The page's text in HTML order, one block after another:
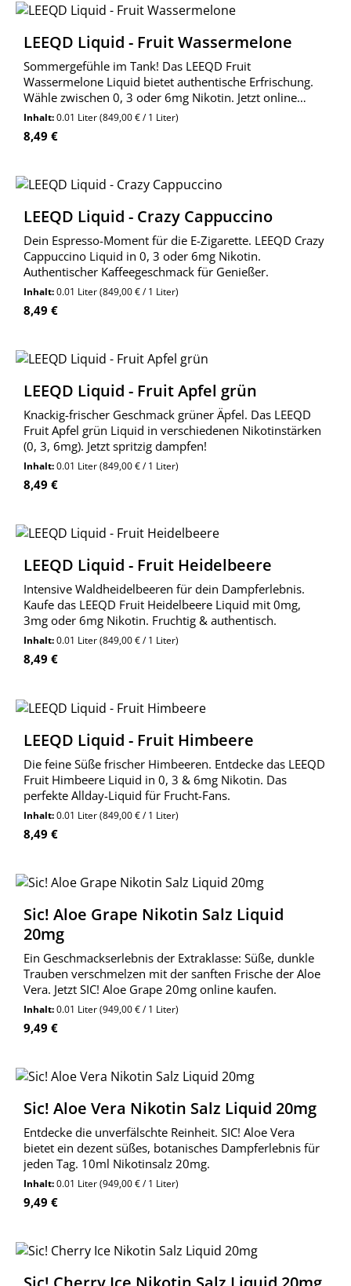
LEEQD Liquid - Fruit Wassermelone
Sommergefühle im Tank! Das LEEQD Fruit
Wassermelone Liquid bietet authentische Erfrischung.
Wähle zwischen 0, 3 oder 6mg Nikotin. Jetzt online
bestellen.
Inhalt:0.01 Liter(849,00 € / 1 Liter)
Regulärer Preis:
8,49 €
LEEQD Liquid - Crazy Cappuccino
Dein Espresso-Moment für die E-Zigarette. LEEQD Crazy
Cappuccino Liquid in 0, 3 oder 6mg Nikotin.
Authentischer Kaffeegeschmack für Genießer.
Inhalt:0.01 Liter(849,00 € / 1 Liter)
Regulärer Preis:
8,49 €
LEEQD Liquid - Fruit Apfel grün
Knackig-frischer Geschmack grüner Äpfel. Das LEEQD
Fruit Apfel grün Liquid in verschiedenen Nikotinstärken
(0, 3, 6mg). Jetzt spritzig dampfen!
Inhalt:0.01 Liter(849,00 € / 1 Liter)
Regulärer Preis:
8,49 €
LEEQD Liquid - Fruit Heidelbeere
Intensive Waldheidelbeeren für dein Dampferlebnis.
Kaufe das LEEQD Fruit Heidelbeere Liquid mit 0mg,
3mg oder 6mg Nikotin. Fruchtig & authentisch.
Inhalt:0.01 Liter(849,00 € / 1 Liter)
Regulärer Preis:
8,49 €
LEEQD Liquid - Fruit Himbeere
Die feine Süße frischer Himbeeren. Entdecke das LEEQD
Fruit Himbeere Liquid in 0, 3 & 6mg Nikotin. Das
perfekte Allday-Liquid für Frucht-Fans.
Inhalt:0.01 Liter(849,00 € / 1 Liter)
Regulärer Preis:
8,49 €
Sic! Aloe Grape Nikotin Salz Liquid
20mg
Ein Geschmackserlebnis der Extraklasse: Süße, dunkle
Trauben verschmelzen mit der sanften Frische der Aloe
Vera. Jetzt SIC! Aloe Grape 20mg online kaufen.
Inhalt:0.01 Liter(949,00 € / 1 Liter)
Regulärer Preis:
9,49 €
Sic! Aloe Vera Nikotin Salz Liquid 20mg
Entdecke die unverfälschte Reinheit. SIC! Aloe Vera
bietet ein dezent süßes, botanisches Dampferlebnis für
jeden Tag. 10ml Nikotinsalz 20mg.
Inhalt:0.01 Liter(949,00 € / 1 Liter)
Regulärer Preis:
9,49 €